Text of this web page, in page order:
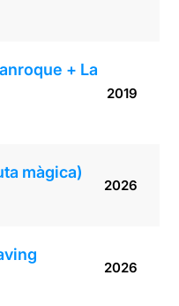
+ La
2019
màgica)
2026
2026